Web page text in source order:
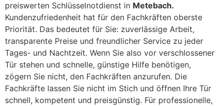
preiswerten Schlüsselnotdienst in Metebach.
Kundenzufriedenheit hat für den Fachkräften oberste
Priorität. Das bedeutet für Sie: zuverlässige Arbeit,
transparente Preise und freundlicher Service zu jeder
Tages- und Nachtzeit. Wenn Sie also vor verschlossener
Tür stehen und schnelle, günstige Hilfe benötigen,
zögern Sie nicht, den Fachkräften anzurufen. Die
Fachkräfte lassen Sie nicht im Stich und öffnen Ihre Tür
schnell, kompetent und preisgünstig. Für professionelle,